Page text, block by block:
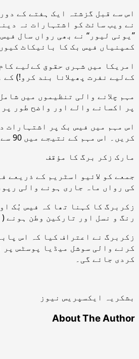
اس سے قبل گزشتہ ایک ہفتے کے
نے ویب سائٹ کو اشتہارات نہ
’’یونی لیور‘‘ نے بھی رواں سال
کمپنیاں فیس بک کا بائیکاٹ
امریکا میں شہری حقوق کےلیے
کےلیے نفرت پھیلانا بند کرو!)
مہم چلانے والی تنظیموں میں
پر اکسانے والے اور واضح طور
اس مہم میں فیس بک پر اشتہارات
کریں۔ اس مہم کے نتیجے میں 90 سے زائد کمپنیوں نے فیس بک کو اشتہارات نہ دینے کا اعلان کیا۔
مارک زکر برگ کا مؤقف
جمعے کو لائیو اسٹریم کے ذریعے
کی رواں ماہ جاری ہونے والی رپورٹ کے مطابق
زکربرگ کا کہنا تھا کہ فیس بُک
رنگ و نسل اور تارکین وطن ہونے
زکربرگ نے اعتراف کیا کہ اس
کرنے والی سوشل میڈیا پوسٹس پر
کردی جائے گی۔
بشکریہ ایکسپریس نیوز
About The Author